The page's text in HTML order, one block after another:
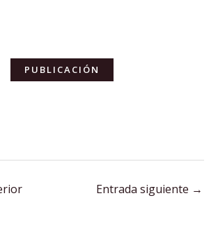
PUBLICACIÓN
Entrada siguiente →